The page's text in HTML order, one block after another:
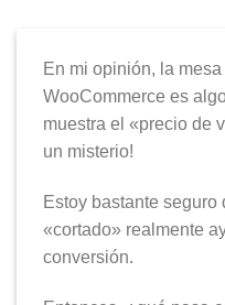
En mi opinión, la
WooCommerce es
muestra el «precio de
un misterio!
Estoy bastante
«cortado» realmente
conversión.